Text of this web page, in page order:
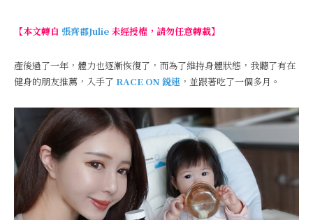
【本文轉自 張齊郡Julie未經授權，請勿任意轉載】
產後過了一年，體力也逐漸恢復了，而為了維持身體狀態，我聽了有在
健身的朋友推薦，入手了 RACE ON 鋭速 ，並跟著吃了一個多月。